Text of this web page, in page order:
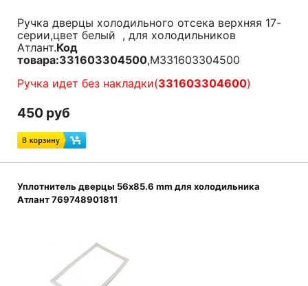
Ручка дверцы холодильного отсека верхняя 17-
серии,цвет белый , для холодильников
Атлант.Код
товара:331603304500,M331603304500
Ручка идет без накладки(331603304600)
450 руб
Уплотнитель дверцы 56х85.6 mm для холодильника
Атлант 769748901811